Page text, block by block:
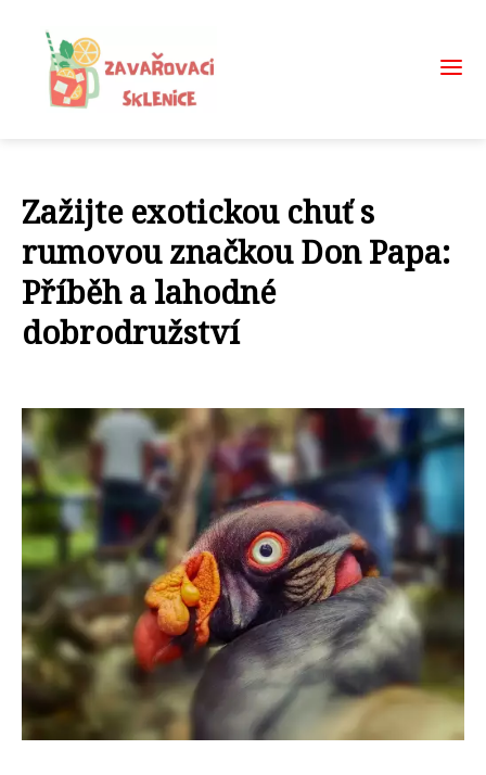
Zažijte exotickou chuť s
rumovou značkou Don Papa:
Příběh a lahodné
dobrodružství